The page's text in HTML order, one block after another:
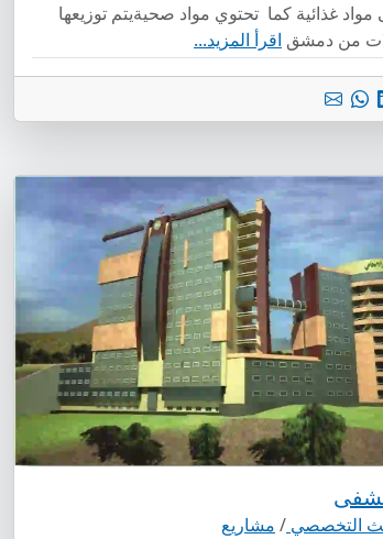
غذائية كما تحتوي مواد صحيةيتم توزيعها
من دمشق اقرأ المزيد...
التخصصي / مشاريع